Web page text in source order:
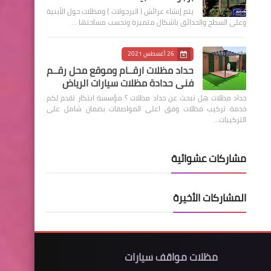
يتم إنشاء عرائش ( البرجولات ) ومظلات حول الأبنية
وعلى السطح والحدائق باشكال متميزة وتحسب مساحتها …
26 أغسطس 2021
حداد مظلات ارقــام وموقع محل رقــم
فني حدادة مظلات سيارات الرياض
حداد مظلات هل تبحث عن حداد مظلات ؟ مؤسسة ابتكار تقدم لكم
خدمة تركيب مظلات وفق اعلى المواصفات بضمان شامل على
التركيبات…
مشاركات عشوائية
المشاركات الأخيرة
مظلات مواقف سيارات